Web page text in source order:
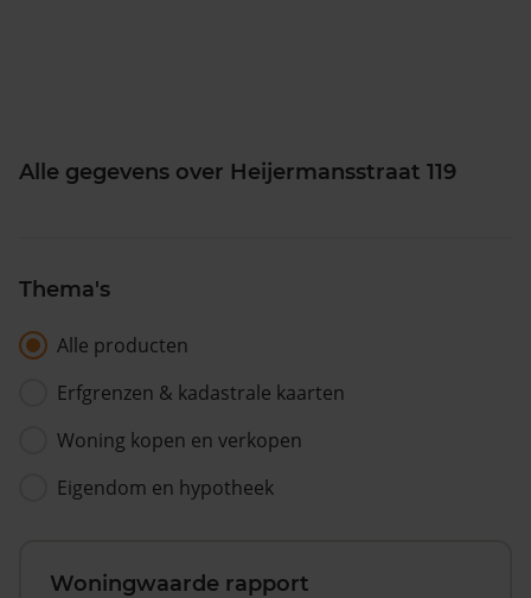
Alle gegevens over Heijermansstraat 119
Thema's
Alle producten
Erfgrenzen & kadastrale kaarten
Woning kopen en verkopen
Eigendom en hypotheek
Woningwaarde rapport